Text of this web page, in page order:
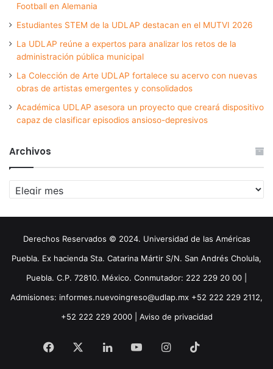
Football en Alemania
Estudiantes STEM de la UDLAP destacan en el MUTVI 2026
La UDLAP reúne a expertos para analizar los retos de la
administración pública municipal
La Colección de Arte UDLAP fortalece su acervo con nuevas
obras de artistas emergentes y consolidados
Académica UDLAP asesora un proyecto que creará dispositivo
capaz de clasificar episodios ansioso-depresivos
Archivos
Archivos
Derechos Reservados © 2024. Universidad de las Américas
Puebla. Ex hacienda Sta. Catarina Mártir S/N. San Andrés Cholula,
Puebla. C.P. 72810. México. Conmutador: 222 229 20 00 |
Admisiones: informes.nuevoingreso@udlap.mx +52 222 229 2112,
+52 222 229 2000 | Aviso de privacidad
Facebook LinkedInYouTubeInstagram